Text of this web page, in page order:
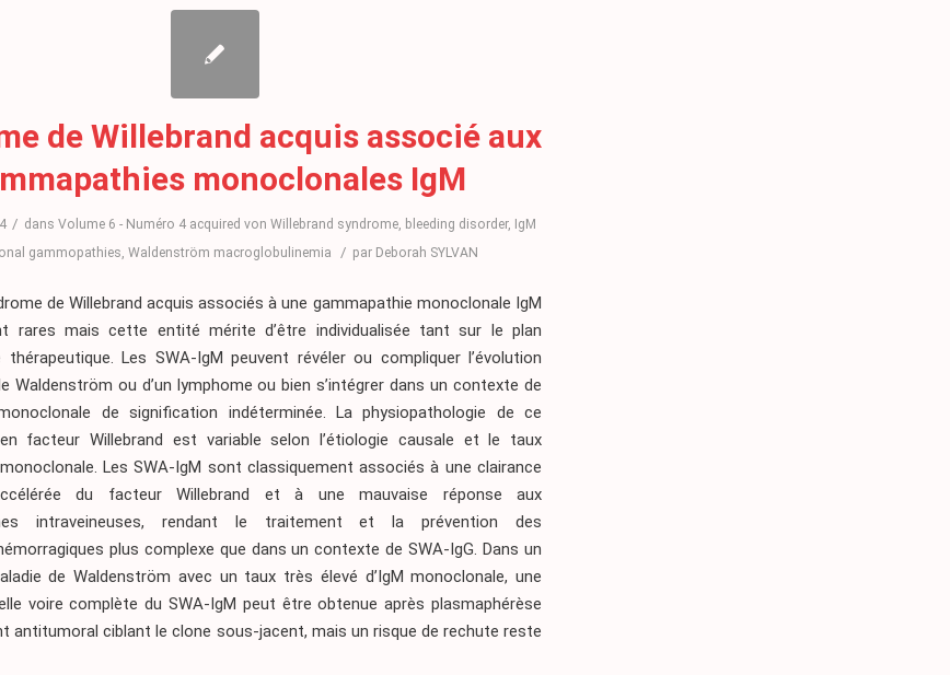
de Willebrand acquis associé aux
monoclonales IgM
/ dans Volume 6 - Numéro 4 acquired von Willebrand syndrome, bleeding disorder, IgM
gammopathies, Waldenström macroglobulinemia / par Deborah SYLVAN
de Willebrand acquis associés à une gammapathie monoclonale IgM
rares mais cette entité mérite d’être individualisée tant sur le plan
thérapeutique. Les SWA-IgM peuvent révéler ou compliquer l’évolution
Waldenström ou d’un lymphome ou bien s’intégrer dans un contexte de
de signification indéterminée. La physiopathologie de ce
facteur Willebrand est variable selon l’étiologie causale et le taux
Les SWA-IgM sont classiquement associés à une clairance
du facteur Willebrand et à une mauvaise réponse aux
intraveineuses, rendant le traitement et la prévention des
plus complexe que dans un contexte de SWA-IgG. Dans un
de Waldenström avec un taux très élevé d’IgM monoclonale, une
voire complète du SWA-IgM peut être obtenue après plasmaphérèse
antitumoral ciblant le clone sous-jacent, mais un risque de rechute reste